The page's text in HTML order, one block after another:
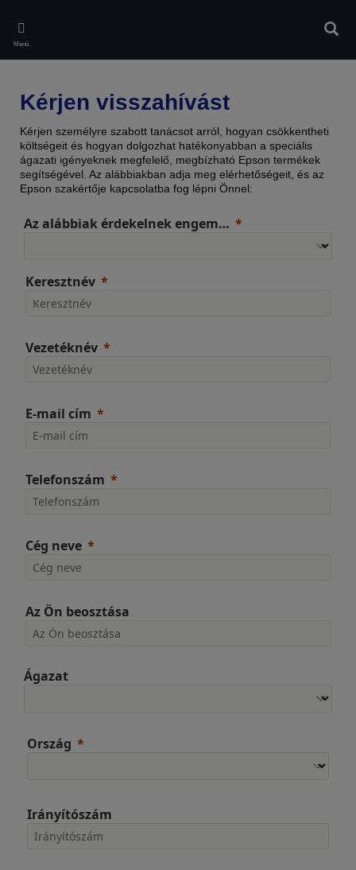
main
content
Menü
Kérjen visszahívást
Kérjen személyre szabott tanácsot arról, hogyan csökkentheti
költségeit és hogyan dolgozhat hatékonyabban a speciális
ágazati igényeknek megfelelő, megbízható Epson termékek
segítségével. Az alábbiakban adja meg elérhetőségeit, és az
Epson szakértője kapcsolatba fog lépni Önnel:
Az alábbiak érdekelnek engem…
Keresztnév
Vezetéknév
E-mail cím
Telefonszám
Cég neve
Az Ön beosztása
Ágazat
Ország
Irányítószám